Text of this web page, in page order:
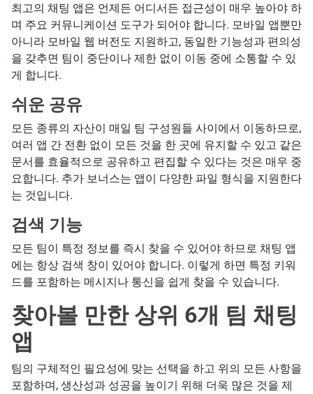
최고의 채팅 앱은 언제든 어디서든 접근성이 매우 높아야 하
며 주요 커뮤니케이션 도구가 되어야 합니다. 모바일 앱뿐만
아니라 모바일 웹 버전도 지원하고, 동일한 기능성과 편의성
을 갖추면 팀이 중단이나 제한 없이 이동 중에 소통할 수 있
게 합니다.
쉬운 공유
모든 종류의 자산이 매일 팀 구성원들 사이에서 이동하므로,
여러 앱 간 전환 없이 모든 것을 한 곳에 유지할 수 있고 같은
문서를 효율적으로 공유하고 편집할 수 있다는 것은 매우 중
요합니다. 추가 보너스는 앱이 다양한 파일 형식을 지원한다
는 것입니다.
검색 기능
모든 팀이 특정 정보를 즉시 찾을 수 있어야 하므로 채팅 앱
에는 항상 검색 창이 있어야 합니다. 이렇게 하면 특정 키워
드를 포함하는 메시지나 통신을 쉽게 찾을 수 있습니다.
찾아볼 만한 상위 6개 팀 채팅
앱
팀의 구체적인 필요성에 맞는 선택을 하고 위의 모든 사항을
포함하며, 생산성과 성공을 높이기 위해 더욱 많은 것을 제